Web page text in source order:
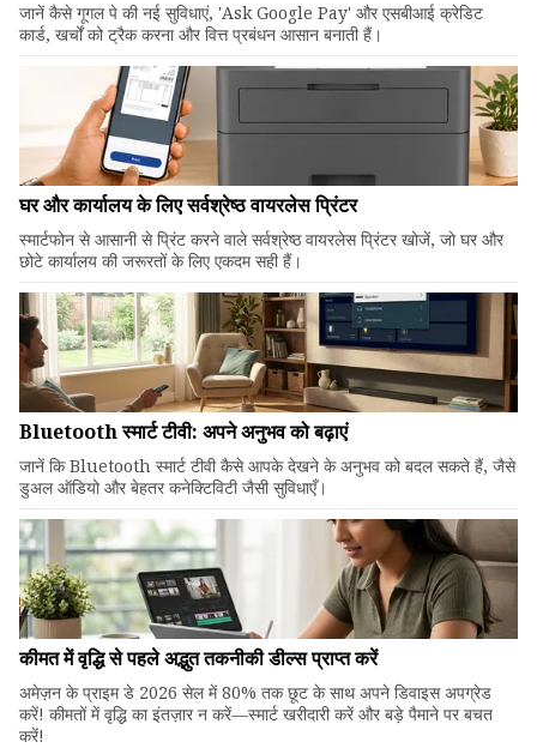
जानें कैसे गूगल पे की नई सुविधाएं, 'Ask Google Pay' और एसबीआई क्रेडिट
कार्ड, खर्चों को ट्रैक करना और वित्त प्रबंधन आसान बनाती हैं।
घर और कार्यालय के लिए सर्वश्रेष्ठ वायरलेस प्रिंटर
स्मार्टफोन से आसानी से प्रिंट करने वाले सर्वश्रेष्ठ वायरलेस प्रिंटर खोजें, जो घर और
छोटे कार्यालय की जरूरतों के लिए एकदम सही हैं।
Bluetooth स्मार्ट टीवी: अपने अनुभव को बढ़ाएं
जानें कि Bluetooth स्मार्ट टीवी कैसे आपके देखने के अनुभव को बदल सकते हैं, जैसे
डुअल ऑडियो और बेहतर कनेक्टिविटी जैसी सुविधाएँ।
कीमत में वृद्धि से पहले अद्भुत तकनीकी डील्स प्राप्त करें
अमेज़न के प्राइम डे 2026 सेल में 80% तक छूट के साथ अपने डिवाइस अपग्रेड
करें! कीमतों में वृद्धि का इंतज़ार न करें—स्मार्ट खरीदारी करें और बड़े पैमाने पर बचत
करें!